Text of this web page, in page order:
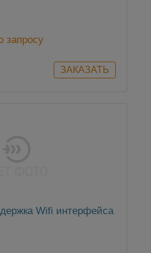
запросу
Wifi интерфейса